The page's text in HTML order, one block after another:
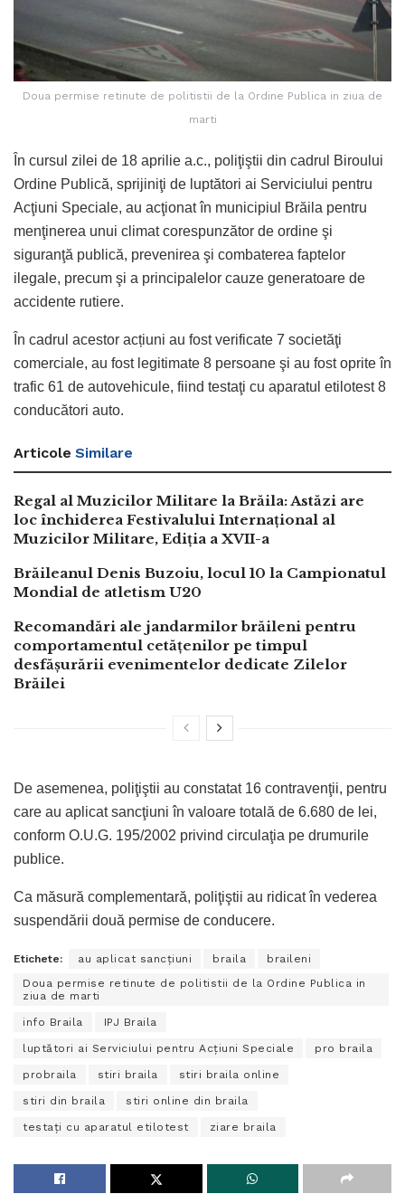
Doua permise retinute de politistii de la Ordine Publica in ziua de
marti
În cursul zilei de 18 aprilie a.c., poliţiştii din cadrul Biroului
Ordine Publică, sprijiniţi de luptători ai Serviciului pentru
Acţiuni Speciale, au acţionat în municipiul Brăila pentru
menţinerea unui climat corespunzător de ordine şi
siguranţă publică, prevenirea şi combaterea faptelor
ilegale, precum şi a principalelor cauze generatoare de
accidente rutiere.
În cadrul acestor acțiuni au fost verificate 7 societăţi
comerciale, au fost legitimate 8 persoane şi au fost oprite în
trafic 61 de autovehicule, fiind testaţi cu aparatul etilotest 8
conducători auto.
Articole Similare
Regal al Muzicilor Militare la Brăila: Astăzi are
loc închiderea Festivalului Internațional al
Muzicilor Militare, Ediția a XVII-a
Brăileanul Denis Buzoiu, locul 10 la Campionatul
Mondial de atletism U20
Recomandări ale jandarmilor brăileni pentru
comportamentul cetățenilor pe timpul
desfășurării evenimentelor dedicate Zilelor
Brăilei
De asemenea, poliţiştii au constatat 16 contravenţii, pentru
care au aplicat sancţiuni în valoare totală de 6.680 de lei,
conform O.U.G. 195/2002 privind circulaţia pe drumurile
publice.
Ca măsură complementară, poliţiştii au ridicat în vederea
suspendării două permise de conducere.
Etichete: au aplicat sancţiuni braila
braileni
Doua permise retinute de politistii de la Ordine Publica in
ziua de marti
info Braila IPJ Braila
luptători ai Serviciului pentru Acţiuni Speciale pro braila
probraila stiri braila stiri braila online
stiri din braila stiri online din braila
testaţi cu aparatul etilotest ziare braila